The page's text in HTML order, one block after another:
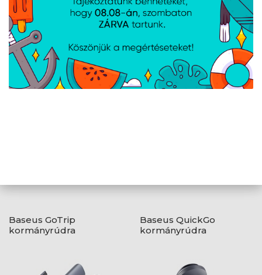
AJÁNLATUNKBÓL
Baseus GoTrip
kormányrúdra
Baseus QuickGo
kormányrúdra